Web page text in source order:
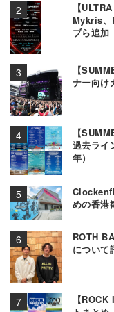
【
Mykris、
ブら追加
【
ナー向け
【
過去ライ
年）
めの香港
ROTH
について
【